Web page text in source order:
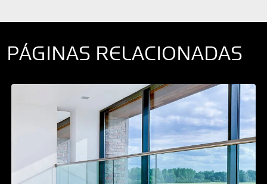
PÁGINAS RELACIONADAS